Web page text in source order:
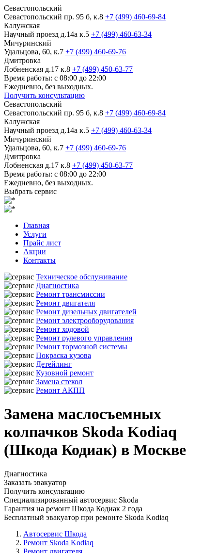
Севастопольский
Севастопольский пр. 95 б, к.8 +7 (499) 460-69-84
Калужская
Научный проезд д.14а к.5 +7 (499) 460-63-34
Мичуринский
Удальцова, 60, к.7 +7 (499) 460-69-76
Дмитровка
Лобненская д.17 к.8 +7 (499) 450-63-77
Время работы: с 08:00 до 22:00
Ежедневно, без выходных.
Получить консультацию
Севастопольский
Севастопольский пр. 95 б, к.8 +7 (499) 460-69-84
Калужская
Научный проезд д.14а к.5 +7 (499) 460-63-34
Мичуринский
Удальцова, 60, к.7 +7 (499) 460-69-76
Дмитровка
Лобненская д.17 к.8 +7 (499) 450-63-77
Время работы: с 08:00 до 22:00
Ежедневно, без выходных.
Выбрать сервис
Главная
Услуги
Прайс лист
Акции
Контакты
Техническое обслуживание
Диагностика
Ремонт трансмиссии
Ремонт двигателя
Ремонт дизельных двигателей
Ремонт электрооборудования
Ремонт ходовой
Ремонт рулевого управления
Ремонт тормозной системы
Покраска кузова
Детейлинг
Кузовной ремонт
Замена стекол
Ремонт АКПП
Замена маслосъемных
колпачков Skoda Kodiaq
(Шкода Кодиак) в Москве
Диагностика
Заказать эвакуатор
Получить консультацию
Специализированный автосервис Skoda
Гарантия на ремонт Шкода Кодиак 2 года
Бесплатный эвакуатор при ремонте Skoda Kodiaq
Автосервис Шкода
Ремонт Skoda Kodiaq
Ремонт двигателя